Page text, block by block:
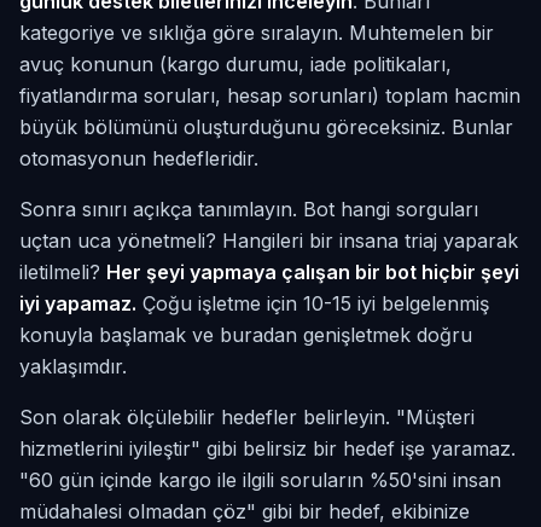
kategoriye ve sıklığa göre sıralayın. Muhtemelen bir
avuç konunun (kargo durumu, iade politikaları,
fiyatlandırma soruları, hesap sorunları) toplam hacmin
büyük bölümünü oluşturduğunu göreceksiniz. Bunlar
otomasyonun hedefleridir.
Sonra sınırı açıkça tanımlayın. Bot hangi sorguları
uçtan uca yönetmeli? Hangileri bir insana triaj yaparak
iletilmeli? Her şeyi yapmaya çalışan bir bot hiçbir şeyi
iyi yapamaz. Çoğu işletme için 10-15 iyi belgelenmiş
konuyla başlamak ve buradan genişletmek doğru
yaklaşımdır.
Son olarak ölçülebilir hedefler belirleyin. "Müşteri
hizmetlerini iyileştir" gibi belirsiz bir hedef işe yaramaz.
"60 gün içinde kargo ile ilgili soruların %50'sini insan
müdahalesi olmadan çöz" gibi bir hedef, ekibinize